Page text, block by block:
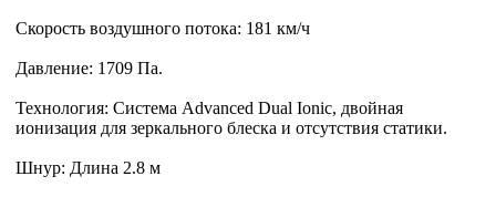
Скорость воздушного потока: 181 км/ч
Давление: 1709 Па.
Технология: Система Advanced Dual Ionic, двойная
ионизация для зеркального блеска и отсутствия статики.
Шнур: Длина 2.8 м